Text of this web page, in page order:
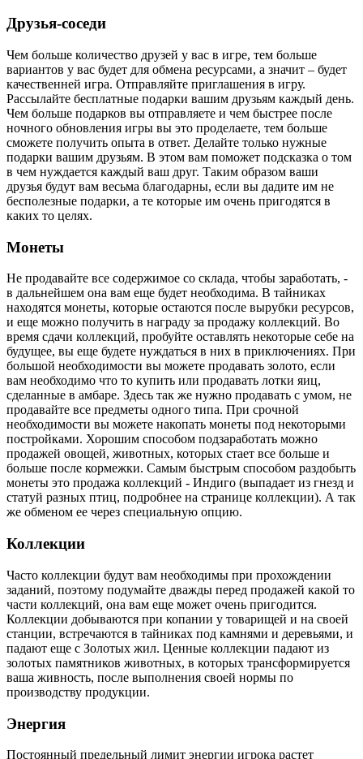
Друзья-соседи
Чем больше количество друзей у вас в игре, тем больше
вариантов у вас будет для обмена ресурсами, а значит – будет
качественней игра. Отправляйте приглашения в игру.
Рассылайте бесплатные подарки вашим друзьям каждый день.
Чем больше подарков вы отправляете и чем быстрее после
ночного обновления игры вы это проделаете, тем больше
сможете получить опыта в ответ. Делайте только нужные
подарки вашим друзьям. В этом вам поможет подсказка о том
в чем нуждается каждый ваш друг. Таким образом ваши
друзья будут вам весьма благодарны, если вы дадите им не
бесполезные подарки, а те которые им очень пригодятся в
каких то целях.
Монеты
Не продавайте все содержимое со склада, чтобы заработать, -
в дальнейшем она вам еще будет необходима. В тайниках
находятся монеты, которые остаются после вырубки ресурсов,
и еще можно получить в награду за продажу коллекций. Во
время сдачи коллекций, пробуйте оставлять некоторые себе на
будущее, вы еще будете нуждаться в них в приключениях. При
большой необходимости вы можете продавать золото, если
вам необходимо что то купить или продавать лотки яиц,
сделанные в амбаре. Здесь так же нужно продавать с умом, не
продавайте все предметы одного типа. При срочной
необходимости вы можете накопать монеты под некоторыми
постройками. Хорошим способом подзаработать можно
продажей овощей, животных, которых стает все больше и
больше после кормежки. Самым быстрым способом раздобыть
монеты это продажа коллекций - Индиго (выпадает из гнезд и
статуй разных птиц, подробнее на странице коллекции). А так
же обменом ее через специальную опцию.
Коллекции
Часто коллекции будут вам необходимы при прохождении
заданий, поэтому подумайте дважды перед продажей какой то
части коллекций, она вам еще может очень пригодится.
Коллекции добываются при копании у товарищей и на своей
станции, встречаются в тайниках под камнями и деревьями, и
падают еще с Золотых жил. Ценные коллекции падают из
золотых памятников животных, в которых трансформируется
ваша живность, после выполнения своей нормы по
производству продукции.
Энергия
Постоянный предельный лимит энергии игрока растет